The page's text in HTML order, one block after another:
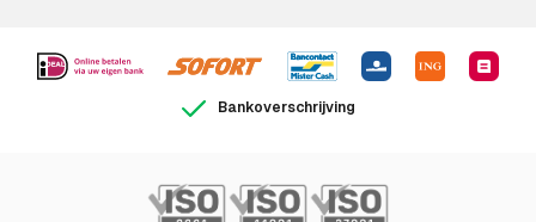
Bankoverschrijving